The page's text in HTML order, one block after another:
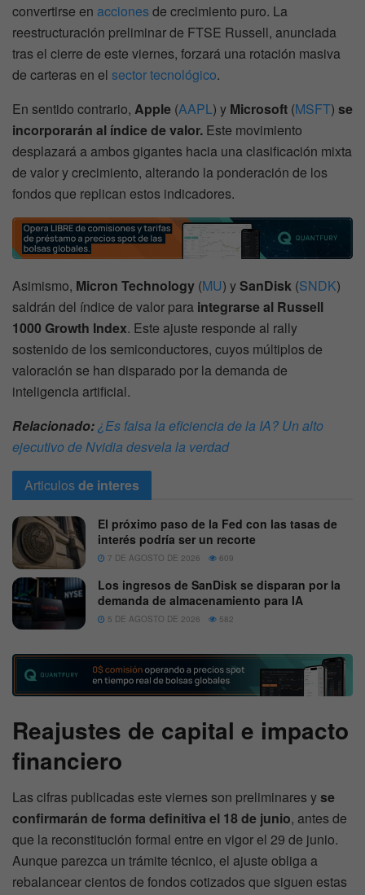
convertirse en accionesde crecimiento puro. La
reestructuración preliminar de FTSE Russell, anunciada
tras el cierre de este viernes, forzará una rotación masiva
de carteras en el sector tecnológico.
En sentido contrario, Apple (AAPL) y Microsoft (MSFT) se
incorporarán al índice de valor. Este movimiento
desplazará a ambos gigantes hacia una clasificación mixta
de valor y crecimiento, alterando la ponderación de los
fondos que replican estos indicadores.
Asimismo, Micron Technology (MU) ySanDisk (SNDK)
saldrán del índice de valor para integrarse al Russell
1000 Growth Index. Este ajuste responde al rally
sostenido de los semiconductores, cuyos múltiplos de
valoración se han disparado por la demanda de
inteligencia artificial.
Relacionado:¿Es falsa la eficiencia de la IA? Un alto
ejecutivo de Nvidia desvela la verdad
Articulosde interes
El próximo paso de la Fed con las tasas de
interés podría ser un recorte
7 DE AGOSTO DE 2026 609
Los ingresos de SanDisk se disparan por la
demanda de almacenamiento para IA
5 DE AGOSTO DE 2026 582
Reajustes de capital e impacto
financiero
Las cifras publicadas este viernes son preliminares yse
confirmarán de forma definitiva el 18 de junio, antes de
que la reconstitución formal entre en vigor el 29 de junio.
Aunque parezca un trámite técnico, el ajuste obliga a
rebalancear cientos de fondos cotizados que siguen estas